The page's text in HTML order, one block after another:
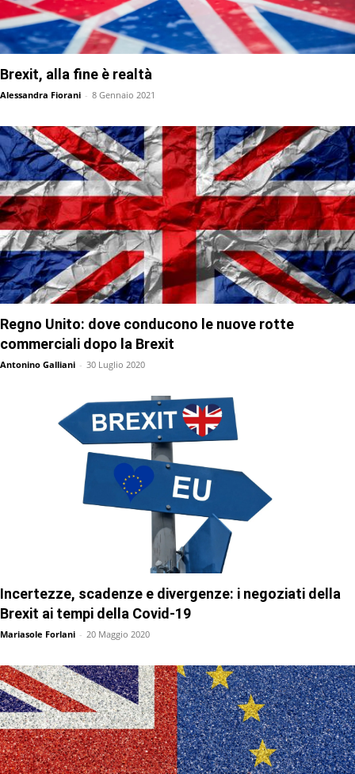
Brexit, alla fine è realtà
Alessandra Fiorani - 8 Gennaio 2021
Regno Unito: dove conducono le nuove rotte
commerciali dopo la Brexit
Antonino Galliani - 30 Luglio 2020
Incertezze, scadenze e divergenze: i negoziati della
Brexit ai tempi della Covid-19
Mariasole Forlani - 20 Maggio 2020